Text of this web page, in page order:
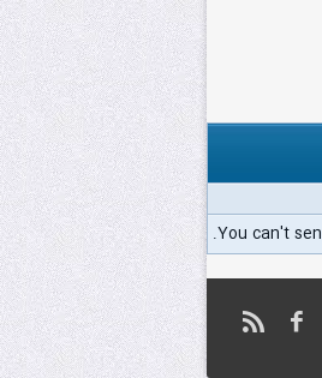
You can't